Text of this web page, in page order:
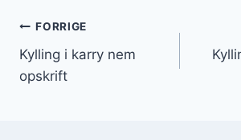
Indlægsnavigation
FORRIGE
Kylling i karry nem
opskrift